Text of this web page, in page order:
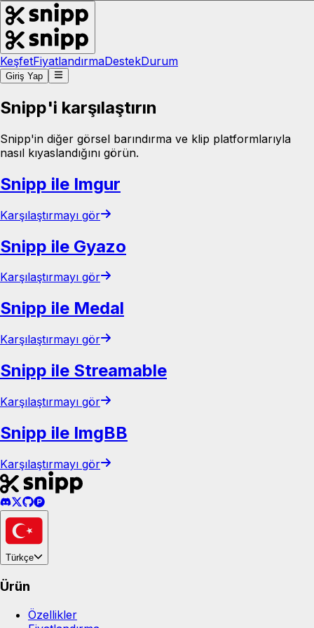
KeşfetFiyatlandırmaDestekDurum
Giriş Yap
Snipp'i karşılaştırın
Snipp'in diğer görsel barındırma ve klip platformlarıyla
nasıl kıyaslandığını görün.
Snipp ile Imgur
Karşılaştırmayı gör
Snipp ile Gyazo
Karşılaştırmayı gör
Snipp ile Medal
Karşılaştırmayı gör
Snipp ile Streamable
Karşılaştırmayı gör
Snipp ile ImgBB
Karşılaştırmayı gör
Türkçe
Ürün
Özellikler